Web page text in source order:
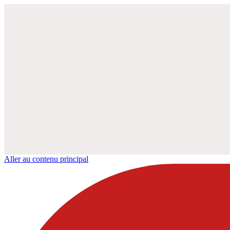
Aller au contenu principal